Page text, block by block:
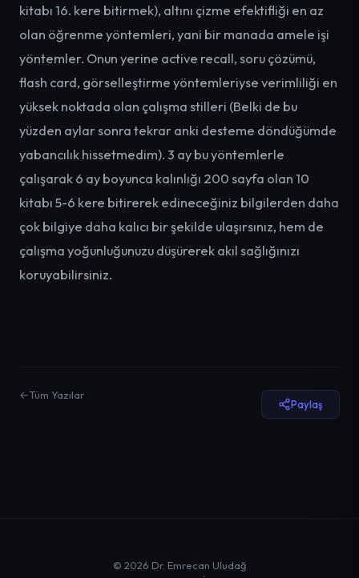
kitabı 16. kere bitirmek), altını çizme efektifliği en az
olan öğrenme yöntemleri, yani bir manada amele işi
yöntemler. Onun yerine active recall, soru çözümü,
flash card, görselleştirme yöntemleriyse verimliliği en
yüksek noktada olan çalışma stilleri (Belki de bu
yüzden aylar sonra tekrar anki desteme döndüğümde
yabancılık hissetmedim). 3 ay bu yöntemlerle
çalışarak 6 ay boyunca kalınlığı 200 sayfa olan 10
kitabı 5-6 kere bitirerek edineceğiniz bilgilerden daha
çok bilgiye daha kalıcı bir şekilde ulaşırsınız, hem de
çalışma yoğunluğunuzu düşürerek akıl sağlığınızı
koruyabilirsiniz.
←Tüm Yazılar
Paylaş
© 2026 Dr. Emrecan Uludağ